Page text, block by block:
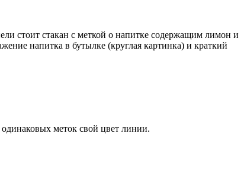
стоит стакан с меткой о напитке содержащим лимон и
напитка в бутылке (круглая картинка) и краткий
меток свой цвет линии.